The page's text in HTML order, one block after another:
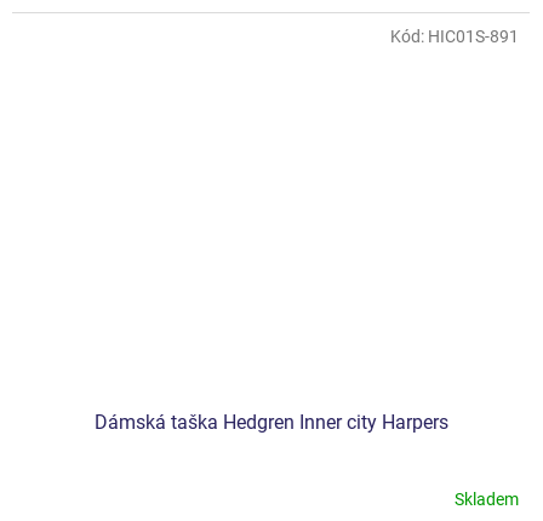
Dámská taška Hedgren Inner city Harpers
Skladem
Kód: HIC01S-891